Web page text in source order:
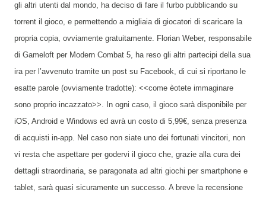
gli altri utenti dal mondo, ha deciso di fare il furbo pubblicando su
torrent il gioco, e permettendo a migliaia di giocatori di scaricare la
propria copia, ovviamente gratuitamente. Florian Weber, responsabile
di Gameloft per Modern Combat 5, ha reso gli altri partecipi della sua
ira per l’avvenuto tramite un post su Facebook, di cui si riportano le
esatte parole (ovviamente tradotte): <<come èotete immaginare
sono proprio incazzato>>. In ogni caso, il gioco sarà disponibile per
iOS, Android e Windows ed avrà un costo di 5,99€, senza presenza
di acquisti in-app. Nel caso non siate uno dei fortunati vincitori, non
vi resta che aspettare per godervi il gioco che, grazie alla cura dei
dettagli straordinaria, se paragonata ad altri giochi per smartphone e
tablet, sarà quasi sicuramente un successo. A breve la recensione